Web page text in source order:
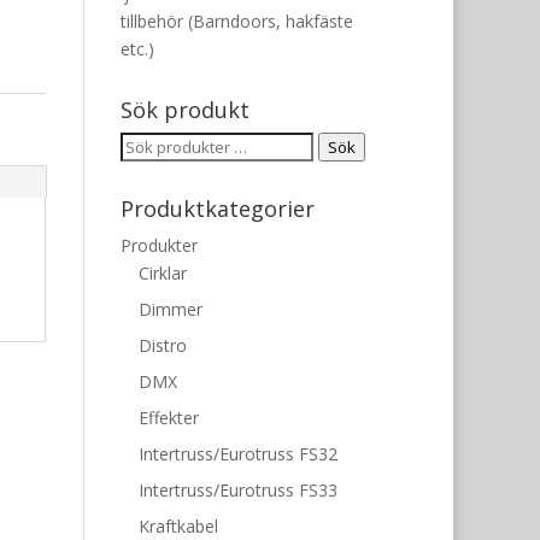
tillbehör (Barndoors, hakfäste
etc.)
Sök produkt
Sök
Sök
Produktkategorier
Produkter
Cirklar
Dimmer
Distro
DMX
Effekter
Intertruss/Eurotruss FS32
Intertruss/Eurotruss FS33
Kraftkabel